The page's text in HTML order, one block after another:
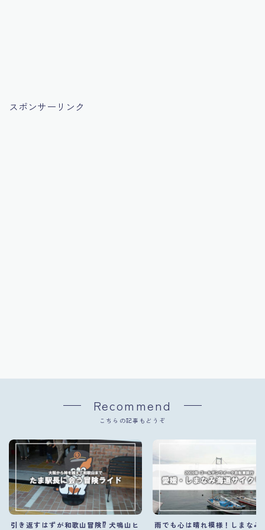
スポンサーリンク
Recommend
こちらの記事もどうぞ
引き返すはずが和歌山冒険⁉ 犬鳴山ヒ
雨でも心は晴れ模様！しまなみ